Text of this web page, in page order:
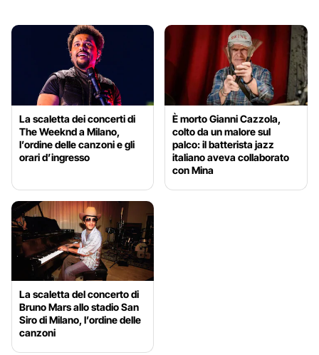
La scaletta dei concerti di
The Weeknd a Milano,
l’ordine delle canzoni e gli
orari d’ingresso
È morto Gianni Cazzola,
colto da un malore sul
palco: il batterista jazz
italiano aveva collaborato
con Mina
La scaletta del concerto di
Bruno Mars allo stadio San
Siro di Milano, l’ordine delle
canzoni